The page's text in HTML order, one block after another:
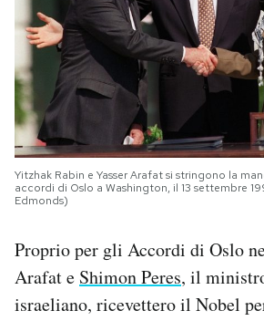
Yitzhak Rabin e Yasser Arafat si stringono la
accordi di Oslo a Washington, il 13 settembre
Edmonds)
Proprio per gli Accordi di Oslo
Arafat e Shimon Peres, il
israeliano, ricevettero il Nobel